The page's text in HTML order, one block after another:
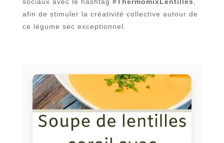
afin de stimuler la créativité collective autour de
ce légume sec exceptionnel.